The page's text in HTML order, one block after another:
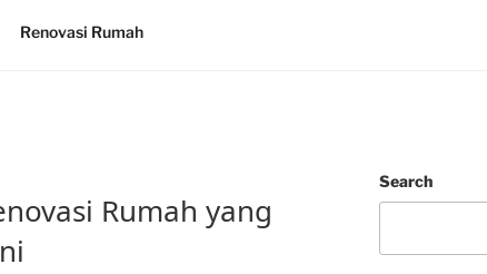
Renovasi Rumah
Rumah yang
Search